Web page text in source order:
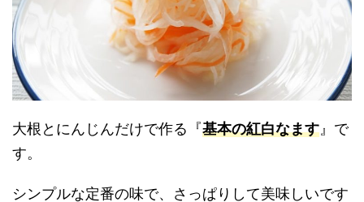
大根とにんじんだけで作る『基本の紅白なます』で
す。
シンプルな定番の味で、さっぱりして美味しいです